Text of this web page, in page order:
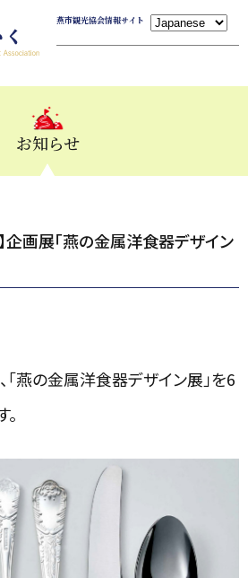
燕市観光協会情報サイト
お知らせ
企画展「燕の金属洋食器デザイン
燕の金属洋食器デザイン展」を6